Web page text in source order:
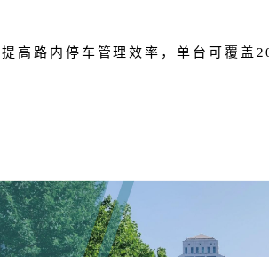
高路内停车管理效率，单台可覆盖